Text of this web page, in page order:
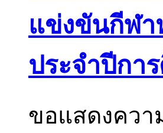
แข่งขันกีฬา
ประจำปีกา
ขอแสดงควา